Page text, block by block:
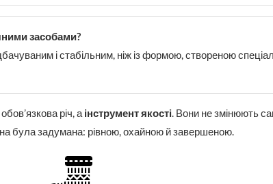
засобами?
і стабільним, ніж із формою, створеною
річ, а інструмент якості. Вони не змінюють
була задумана: рівною, охайною й завершеною.